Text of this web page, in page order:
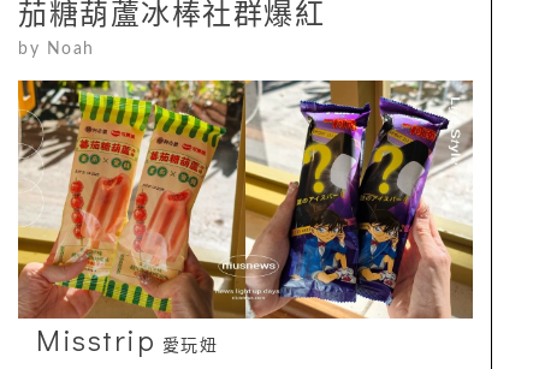
茄糖葫蘆冰棒社群爆紅
by Noah
Misstrip 愛玩妞